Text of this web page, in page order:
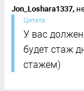
Jon_Loshara1337,
Цитата
У вас
будет стаж
стажем)